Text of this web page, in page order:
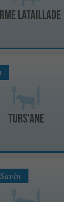
Lataillade
Turs'ane